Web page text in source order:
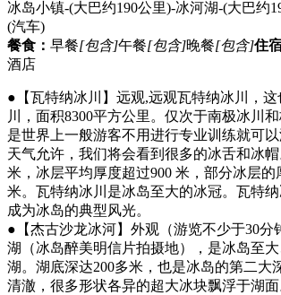
冰岛小镇-(大巴约190公里)-冰河湖-(大巴约
(汽车)
餐食： 早餐[包含]午餐[包含]晚餐[包含]住
酒店
●【瓦特纳冰川】远观,远观瓦特纳冰川，
川，面积8300平方公里。仅次于南极冰川
是世界上一般游客不用进行专业训练就可
天气允许，我们将会看到很多的冰舌和冰
米，冰层平均厚度超过900 米，部分冰层的
米。瓦特纳冰川是冰岛至大的冰冠。瓦特
成为冰岛的典型风光。
●【杰古沙龙冰河】外观（游览不少于30分
湖（冰岛醉美明信片拍摄地），是冰岛至
湖。湖底深达200多米，也是冰岛的第二大
清澈，很多形状各异的超大冰块飘浮于湖